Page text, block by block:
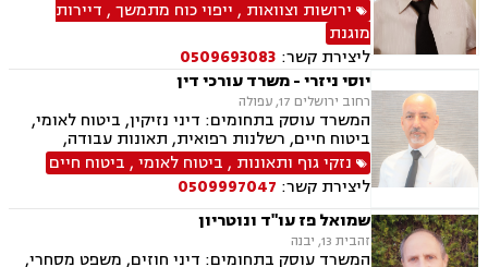
פינוי מושכר, צווארון לבן, תאונות דרכים, תעבורה,
דיני עבודה, הסכמי ממון, משפט צבאי, עסקאות מכר
דירה, תאונות עבודה, מעמד אישי, חדלות פרעון
ירושות וצוואות , ייפוי כוח מתמשך, דיירות
מוגנת
ליצירת קשר: 0509693083
יוסי ניזרי - משרד עורכי דין
רחוב ירושלים 17, עפולה
המשרד עוסק בתחומים: דיני נזיקין, ביטוח לאומי,
ביטוח חיים, רשלנות רפואית, תאונות עבודה,
תאונות דרכים, תאונות ספורט, נכי צה"ל, רשלנות
רפואית- הריון ולידה, דיני ביטוח, דיני עבודה,
פשיטת רגל, דיני חוזים ומסחר, סדר דין אזרחי
וראיות, דיני מקרקעין, מגשרים, אבדן כושר עבודה ,
אחריות מקצועית, ירושות וצוואות, לשון הרע, משפט
אזרחי, משרד הביטחון, נזקי גוף, תביעות גזזת.
נזקי גוף ותאונות , ביטוח לאומי, ביטוח חיים
ליצירת קשר: 0509997047
שמואל פז עו"ד ונוטריון
זהבית 13, יבנה
המשרד עוסק בתחומים: דיני חוזים, משפט מסחרי,